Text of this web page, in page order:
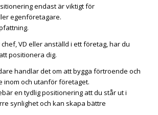
endast är viktigt för
egenföretagare.
VD eller anställd i ett företag, har du
positionera dig.
handlar det om att bygga förtroende och
inom och utanför företaget.
en tydlig positionering att du står ut i
synlighet och kan skapa bättre